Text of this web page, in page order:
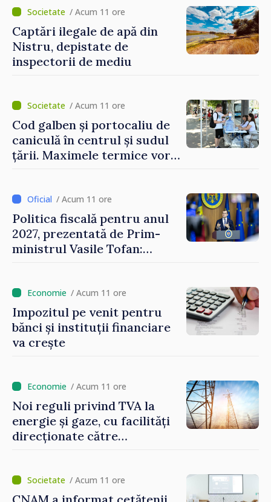
/ Acum 11 ore
Captări ilegale de apă din
Nistru, depistate de
inspectorii de mediu
/ Acum 11 ore
Cod galben și portocaliu de
caniculă în centrul și sudul
țării. Maximele termice vor
/ Acum 11 ore
Politica fiscală pentru anul
2027, prezentată de Prim-
ministrul Vasile Tofan:
taxare mai echitabilă
/ Acum 11 ore
Impozitul pe venit pentru
bănci și instituții financiare
va crește
/ Acum 11 ore
Noi reguli privind TVA la
energie și gaze, cu facilități
direcționate către
/ Acum 11 ore